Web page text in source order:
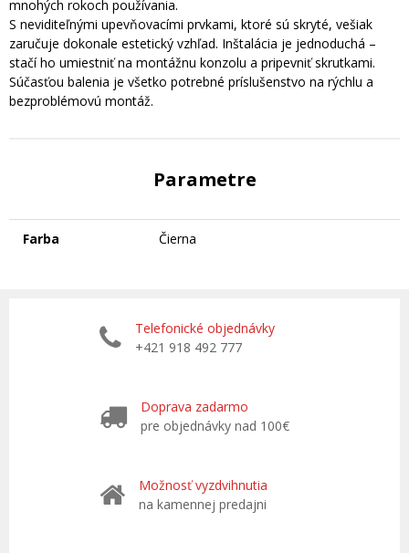
mnohých rokoch používania.
S neviditeľnými upevňovacími prvkami, ktoré sú skryté, vešiak
zaručuje dokonale estetický vzhľad. Inštalácia je jednoduchá –
stačí ho umiestniť na montážnu konzolu a pripevniť skrutkami.
Súčasťou balenia je všetko potrebné príslušenstvo na rýchlu a
bezproblémovú montáž.
Parametre
Farba Čierna
Telefonické objednávky
+421 918 492 777
Doprava zadarmo
pre objednávky nad 100€
Možnosť vyzdvihnutia
na kamennej predajni